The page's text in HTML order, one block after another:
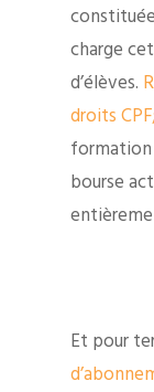
charge
d’élèves.
droits CPF;
formation
bourse
Et pour